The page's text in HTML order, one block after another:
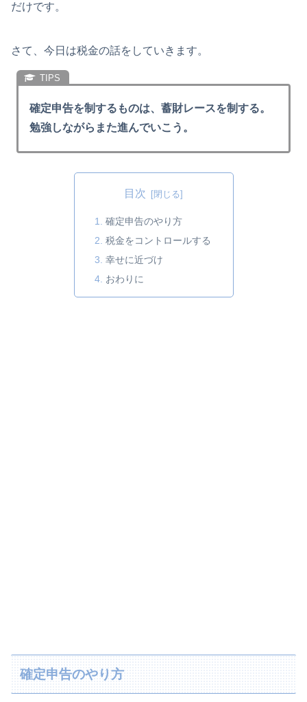
だけです。
さて、今日は税金の話をしていきます。
確定申告を制するものは、蓄財レースを制する。
勉強しながらまた進んでいこう。
目次
確定申告のやり方
税金をコントロールする
幸せに近づけ
おわりに
確定申告のやり方